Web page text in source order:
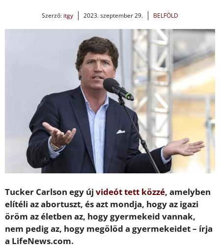
Szerző: itgy 2023. szeptember 29. BELFÖLD
Tucker Carlson egy új videót tett közzé, amelyben
elítéli az abortuszt, és azt mondja, hogy az igazi
öröm az életben az, hogy gyermekeid vannak,
nem pedig az, hogy megölöd a gyermekeidet – írja
a LifeNews.com.